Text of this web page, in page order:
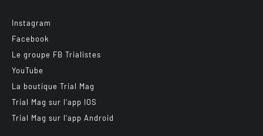
Instagram
Facebook
Le groupe FB Trialistes
YouTube
La boutique Trial Mag
Trial Mag sur l’app IOS
Trial Mag sur l’app Android